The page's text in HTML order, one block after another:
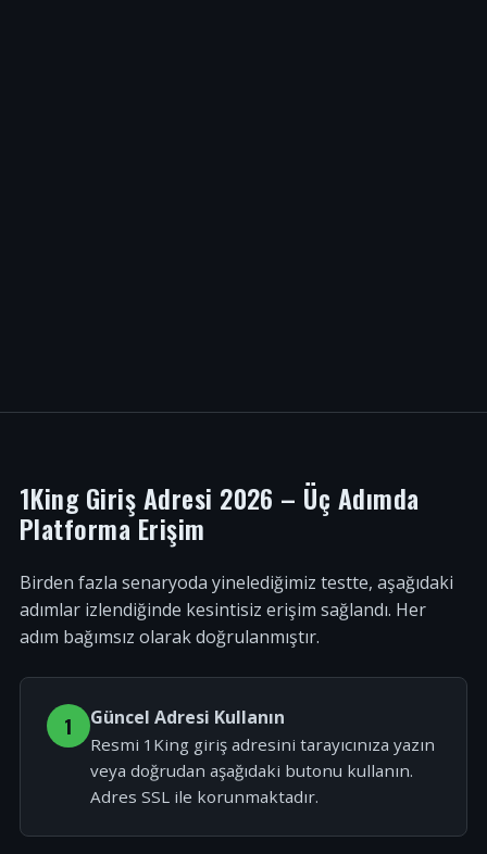
1King Giriş Adresi 2026 – Üç Adımda
Platforma Erişim
Birden fazla senaryoda yinelediğimiz testte, aşağıdaki
adımlar izlendiğinde kesintisiz erişim sağlandı. Her
adım bağımsız olarak doğrulanmıştır.
1 Güncel Adresi Kullanın
Resmi 1King giriş adresini tarayıcınıza yazın
veya doğrudan aşağıdaki butonu kullanın.
Adres SSL ile korunmaktadır.